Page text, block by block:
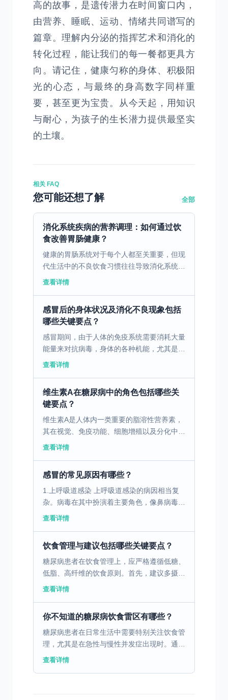
高的故事，是遗传潜力在时间窗口内，
由营养、睡眠、运动、情绪共同谱写的
篇章。理解内分泌的指挥艺术和消化的
转化过程，能让我们的每一餐都更具方
向。请记住，健康匀称的身体、积极阳
光的心态，与最终的身高数字同样重
要，甚至更为宝贵。从今天起，用知识
与耐心，为孩子的生长潜力提供最坚实
的土壤。
相关 FAQ
您可能还想了解 全部
消化系统疾病的营养调理：如何通过饮
食改善胃肠健康？
健康的胃肠系统对于每个人都至关重要，但现
代生活中的不良饮食习惯往往导致消化系统疾
病的高发。通过科学合理的饮食调理，可以有
查看详情
感冒后的身体状况及消化不良现象包括
哪些关键要点？
感冒期间，由于人体的免疫系统需要消耗大量
能量来对抗病毒，身体的各种机能，尤其是消
化系统，可能会受到影响。免疫系统启动后，
查看详情
维生素A在糖尿病中的角色包括哪些关
键要点？
维生素A是人体内一类重要的脂溶性营养素，
其在视觉、免疫功能、细胞增殖以及分化中都
起着关键作用。近年来，有研究发现维生素A
查看详情
感冒的常见原因有哪些？
1.上呼吸道感染 上呼吸道感染的病因相当复
杂。病毒在其中扮演着主要角色，像鼻病毒、
冠状病毒、流感病毒、副流感病毒等众多病毒
查看详情
饮食管理与建议包括哪些关键要点？
糖尿病患者在饮食管理上，应严格遵循低糖、
低脂、高纤维的饮食原则。首先，建议多摄入
新鲜蔬菜和全谷物，这些食物不仅富含纤维，
查看详情
你不知道的糖尿病饮食雷区有哪些？
糖尿病患者在日常生活中需要特别关注饮食管
理，尤其是在急性与慢性并发症出现时。通过
合理饮食，能够有效稳定血糖，减少健康风
查看详情